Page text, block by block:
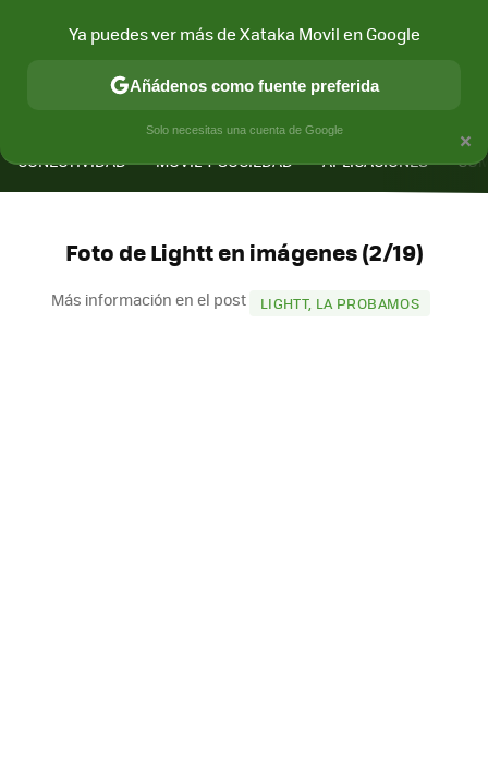
CONECTIVIDAD MÓVIL Y SOCIEDAD APLICACIONES
Foto de Lightt en imágenes (2/19)
Más información en el post LIGHTT, LA PROBAMOS
×
Ya puedes ver más de Xataka Movil en Google
Añádenos como fuente preferida
Solo necesitas una cuenta de Google